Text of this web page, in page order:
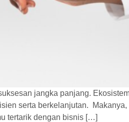
jangka panjang.
serta berkelanjutan.
tertarik dengan bisnis […]